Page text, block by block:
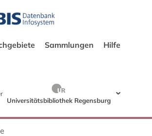
Sammlungen Hilfe
Universitätsbibliothek Regensburg